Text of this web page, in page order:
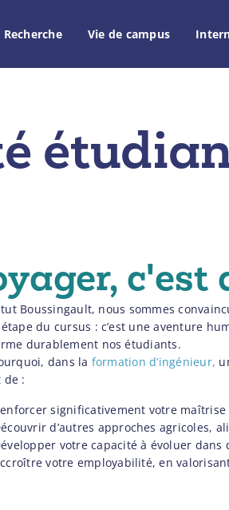
Recherche Vie de campus
Boussingault, nous sommes
étape du cursus : c’est une aventure
durablement nos étudiants.
dans la formation d’ingénieur,
de :
significativement votre
d’autres approches agricoles,
votre capacité à évoluer
votre employabilité, en